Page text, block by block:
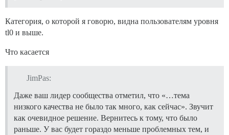
Категория, о которой я говорю, видна пользователям уровня
tl0 и выше.
Что касается
JimPas:
Даже ваш лидер сообщества отметил, что «…тема
низкого качества не было так много, как сейчас». Звучит
как очевидное решение. Вернитесь к тому, что было
раньше. У вас будет гораздо меньше проблемных тем, и